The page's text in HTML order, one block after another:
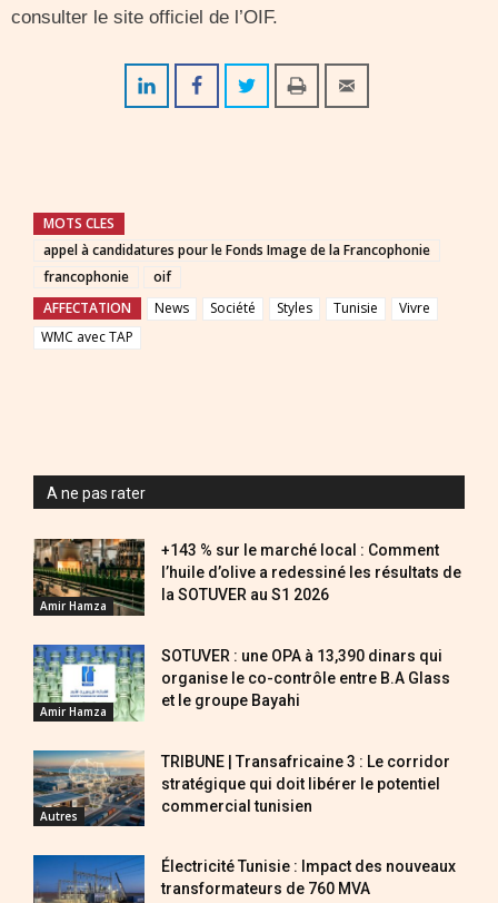
consulter le site officiel de l’OIF.
MOTS CLES
appel à candidatures pour le Fonds Image de la Francophonie
francophonie
oif
AFFECTATION
News Société Styles Tunisie
Vivre
WMC avec TAP
A ne pas rater
Amir Hamza
+143 % sur le marché local : Comment
l’huile d’olive a redessiné les résultats de
la SOTUVER au S1 2026
Amir Hamza
SOTUVER : une OPA à 13,390 dinars qui
organise le co-contrôle entre B.A Glass
et le groupe Bayahi
Autres
TRIBUNE | Transafricaine 3 : Le corridor
stratégique qui doit libérer le potentiel
commercial tunisien
Électricité Tunisie : Impact des nouveaux
transformateurs de 760 MVA